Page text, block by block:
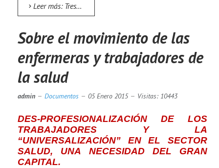
Leer más: Tres estudios del Observatorio Laboral de las Altas Montañas
Sobre el movimiento de las
enfermeras y trabajadores de
la salud
admin Documentos 05 Enero 2015 Visitas: 10443
DES-PROFESIONALIZACIÓN DE LOS
TRABAJADORES Y LA
“UNIVERSALIZACIÓN” EN EL SECTOR
SALUD, UNA NECESIDAD DEL GRAN
CAPITAL.